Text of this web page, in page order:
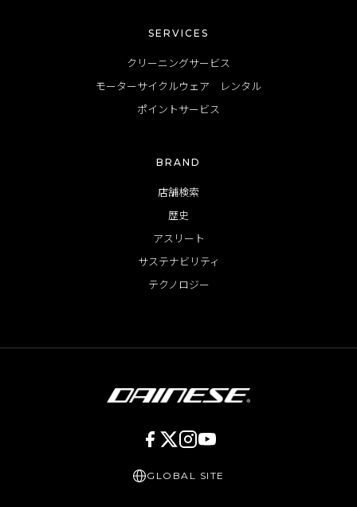
SERVICES
クリーニングサービス
モーターサイクルウェア レンタル
ポイントサービス
BRAND
店舗検索
歴史
アスリート
サステナビリティ
テクノロジー
GLOBAL SITE